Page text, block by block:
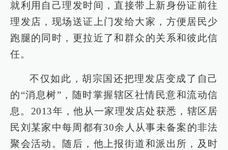
就利用自己理发时间，直接带上新身份证前往
理发店，现场送证上门发给大家，方便居民少
跑腿的同时，更拉近了和群众的关系和彼此信
任。
不仅如此，胡宗国还把理发店变成了自己
的“消息树”，随时掌握辖区社情民意和流动信
息。2013年，他从一家理发店处获悉，辖区居
民刘某家中每周都有30余人从事未备案的非法
聚会活动。随后，他上报街道和派出所，及时